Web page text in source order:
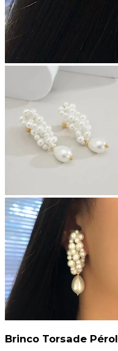
Brinco Torsade